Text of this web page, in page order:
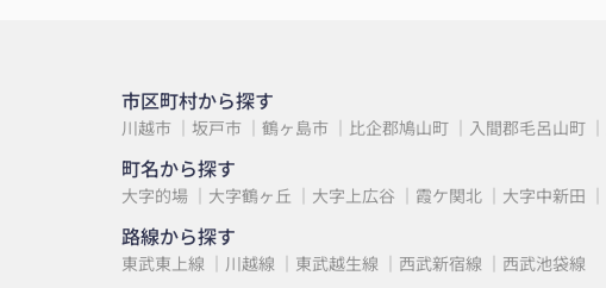
市区町村から探す
川越市 坂戸市 鶴ヶ島市 比企郡鳩山町 入間郡毛呂山町
町名から探す
大字的場 大字鶴ヶ丘 大字上広谷 霞ケ関北 大字中新田
路線から探す
東武東上線 川越線 東武越生線 西武新宿線 西武池袋線